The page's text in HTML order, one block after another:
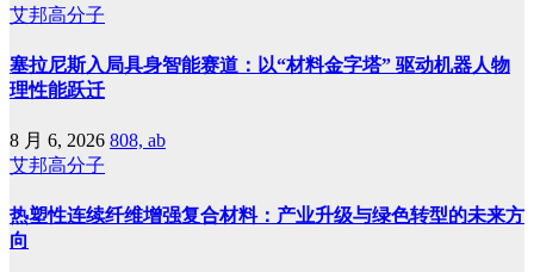
艾邦高分子
塞拉尼斯入局具身智能赛道：以“材料金字塔” 驱动机器人物
理性能跃迁
8 月 6, 2026 808, ab
艾邦高分子
热塑性连续纤维增强复合材料：产业升级与绿色转型的未来方
向